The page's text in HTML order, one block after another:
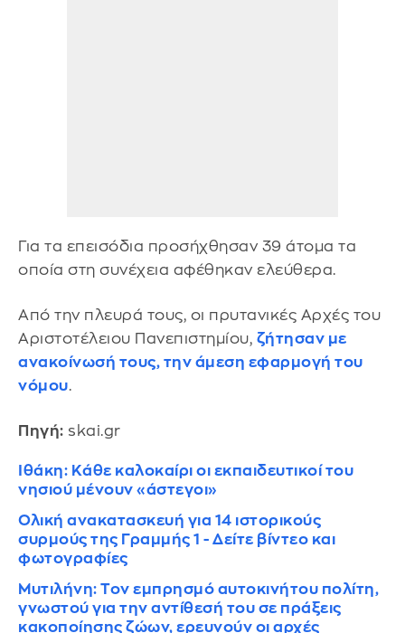
Για τα επεισόδια προσήχθησαν 39 άτομα τα
οποία στη συνέχεια αφέθηκαν ελεύθερα.
Από την πλευρά τους, οι πρυτανικές Αρχές του
Αριστοτέλειου Πανεπιστημίου, ζήτησαν με
ανακοίνωσή τους, την άμεση εφαρμογή του
νόμου.
Πηγή: skai.gr
Ιθάκη: Κάθε καλοκαίρι οι εκπαιδευτικοί του
νησιού μένουν «άστεγοι»
Ολική ανακατασκευή για 14 ιστορικούς
συρμούς της Γραμμής 1 - Δείτε βίντεο και
φωτογραφίες
Μυτιλήνη: Τον εμπρησμό αυτοκινήτου πολίτη,
γνωστού για την αντίθεσή του σε πράξεις
κακοποίησης ζώων, ερευνούν οι αρχές